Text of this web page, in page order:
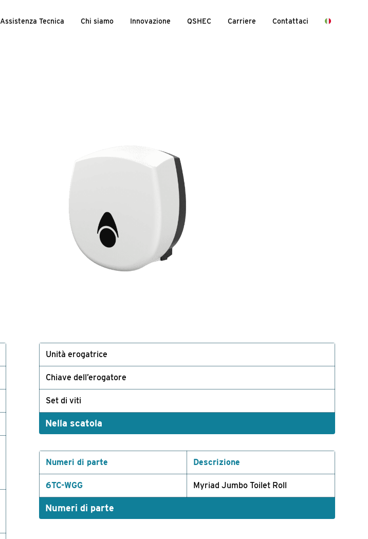
Assistenza Tecnica Chi siamo Innovazione QSHEC Carriere Contattaci
Unità erogatrice
Chiave dell’erogatore
Set di viti
Nella scatola
Numeri di parte Descrizione
6TC-WGG Myriad Jumbo Toilet Roll
Numeri di parte